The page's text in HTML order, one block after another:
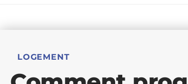
LOGEMENT